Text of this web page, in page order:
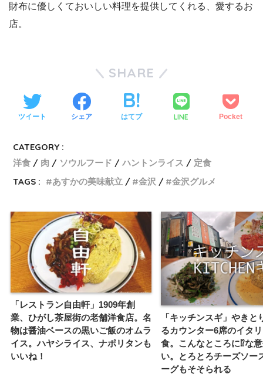
財布に優しくておいしい料理を提供してくれる、愛するお
店。
SHARE
ツイート シェア はてブ LINE Pocket
CATEGORY :
洋食
肉 ソウルフード ハントンライス
定食
TAGS :
あすかの美味献立 金沢 金沢グルメ
「レストラン自由軒」1909年創
業、ひがし茶屋街の老舗洋食店。名
物は醤油ベースの黒いご飯のオムラ
イス。ハヤシライス、ナポリタンも
いいね！
「キッチンスギ」やきと
るカウンター6席のイタ
食。こんなところに⁉︎な
い。とろとろチーズソー
ーグもそそられる